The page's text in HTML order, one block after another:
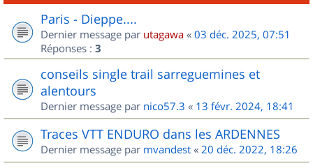
Paris - Dieppe....
Dernier message par utagawa « 03 déc. 2025, 07:51
Réponses : 3
conseils single trail sarreguemines et
alentours
Dernier message par nico57.3 « 13 févr. 2024, 18:41
Traces VTT ENDURO dans les ARDENNES
Dernier message par mvandest « 20 déc. 2022, 18:26